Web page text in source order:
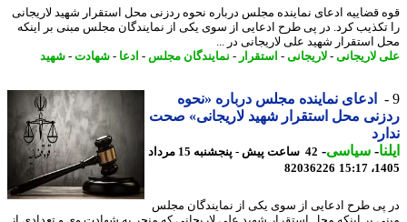
قضاییه ادعای نماینده مجلس درباره نحوه ردزنی محل استقرار شهید لاریجانی
کرد. در پی طرح ادعایی از سوی یکی از نمایندگان مجلس مبنی بر اینکه
استقرار شهید علی لاریجانی در ...
لاریجانی-لاریجانی-استقرار- نمایندگان مجلس-ادعا -شهادت-شهید
ادعای نماینده مجلس درباره «نحوه
محل استقرار شهید لاریجانی» صحت
-سیاسی-
42 ساعت پیش - پنجشنبه 15 مرداد
82036226
طرح ادعایی از سوی یکی از نمایندگان مجلس